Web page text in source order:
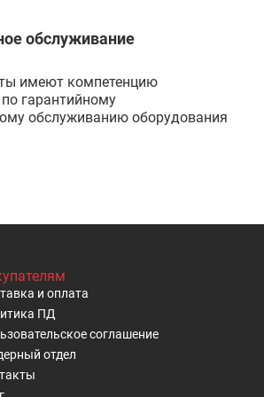
обслуживание
имеют компетенцию
гарантийному
обслуживанию оборудования
и оплата
ПД
cоглашение
отдел